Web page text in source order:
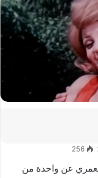
256
عن واحدة من